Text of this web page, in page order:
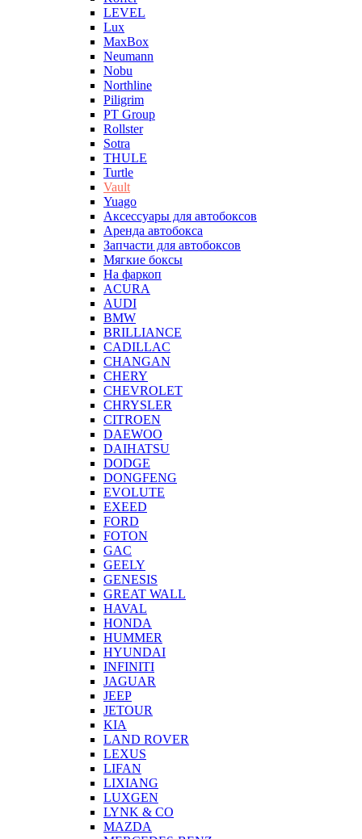
LEVEL
Lux
MaxBox
Neumann
Nobu
Northline
Piligrim
PT Group
Rollster
Sotra
THULE
Turtle
Vault
Yuago
Аксессуары для автобоксов
Аренда автобокса
Запчасти для автобоксов
Мягкие боксы
На фаркоп
ACURA
AUDI
BMW
BRILLIANCE
CADILLAC
CHANGAN
CHERY
CHEVROLET
CHRYSLER
CITROEN
DAEWOO
DAIHATSU
DODGE
DONGFENG
EVOLUTE
EXEED
FORD
FOTON
GAC
GEELY
GENESIS
GREAT WALL
HAVAL
HONDA
HUMMER
HYUNDAI
INFINITI
JAGUAR
JEEP
JETOUR
KIA
LAND ROVER
LEXUS
LIFAN
LIXIANG
LUXGEN
LYNK & CO
MAZDA